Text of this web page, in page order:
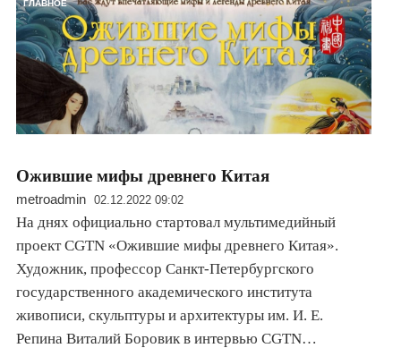
ГЛАВНОЕ
Ожившие мифы древнего Китая
metroadmin 02.12.2022 09:02
На днях официально стартовал мультимедийный
проект CGTN «Ожившие мифы древнего Китая».
Художник, профессор Санкт-Петербургского
государственного академического института
живописи, скульптуры и архитектуры им. И. Е.
Репина Виталий Боровик в интервью CGTN…